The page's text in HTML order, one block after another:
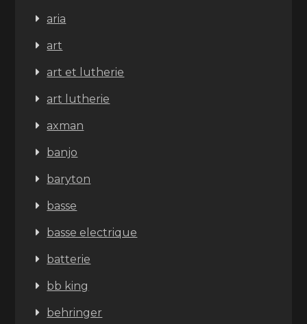
aria
art
art et lutherie
art lutherie
axman
banjo
baryton
basse
basse electrique
batterie
bb king
behringer